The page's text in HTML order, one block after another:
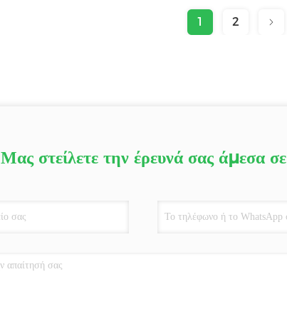
1 2
Μας στείλετε την έρευνά σας άμεσα σε